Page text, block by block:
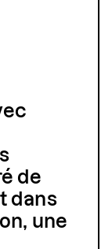
de
dans
une